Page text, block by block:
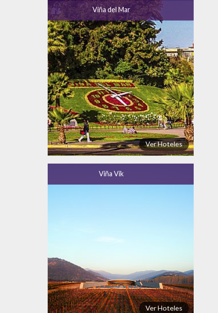
Viña del Mar
Ver Hoteles
Viña Vik
Ver Hoteles